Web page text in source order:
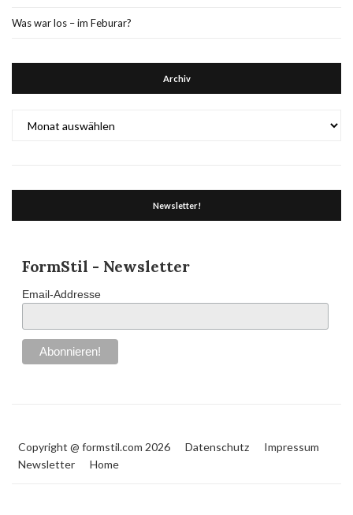
Was war los – im Feburar?
Archiv
Newsletter!
FormStil - Newsletter
Email-Addresse
Copyright @ formstil.com 2026 Datenschutz
Impressum
Newsletter
Home